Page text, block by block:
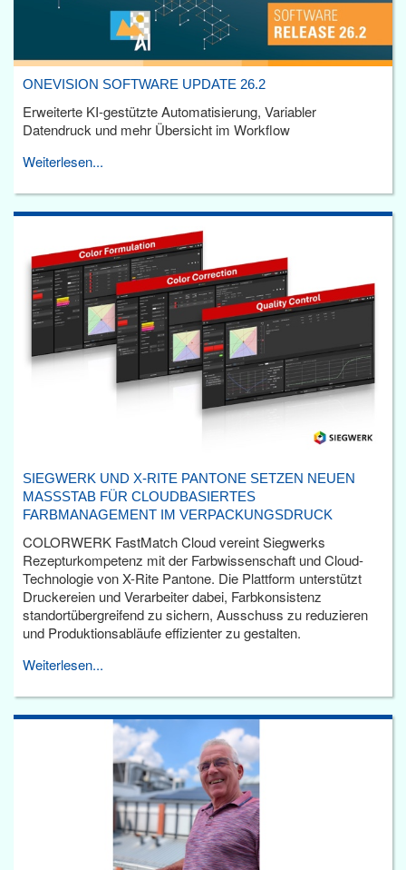
ONEVISION SOFTWARE UPDATE 26.2
Erweiterte KI-gestützte Automatisierung, Variabler
Datendruck und mehr Übersicht im Workflow
Weiterlesen...
SIEGWERK UND X-RITE PANTONE SETZEN NEUEN
MASSSTAB FÜR CLOUDBASIERTES F
ARBMANAGEMENT IM VERPACKUNGSDRUCK
COLORWERK FastMatch Cloud vereint Siegwerks
Rezepturkompetenz mit der Farbwissenschaft und Cloud-
Technologie von X-Rite Pantone. Die Plattform unterstützt
Druckereien und Verarbeiter dabei, Farbkonsistenz
standortübergreifend zu sichern, Ausschuss zu reduzieren
und Produktionsabläufe effizienter zu gestalten.
Weiterlesen...